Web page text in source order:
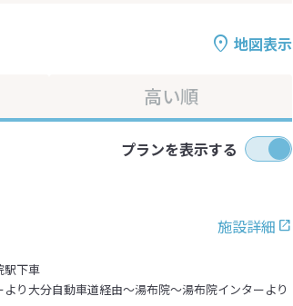
地図表示
高い順
プランを表示する
施設詳細
下車
り大分自動車道経由～湯布院～湯布院インターより